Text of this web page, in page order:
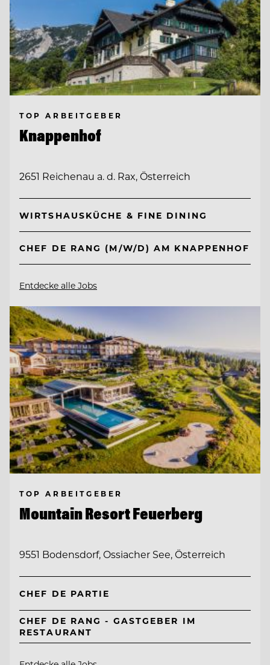
TOP ARBEITGEBER
Knappenhof
2651 Reichenau a. d. Rax, Österreich
WIRTSHAUSKÜCHE & FINE DINING
CHEF DE RANG (M/W/D) AM KNAPPENHOF
Entdecke alle Jobs
TOP ARBEITGEBER
Mountain Resort Feuerberg
9551 Bodensdorf, Ossiacher See, Österreich
CHEF DE PARTIE
CHEF DE RANG - GASTGEBER IM
RESTAURANT